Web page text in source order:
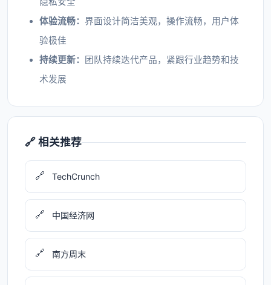
体验流畅： 界面设计简洁美观，操作流畅，用户体
验极佳
持续更新：
团队持续迭代产品，紧跟行业趋势和技
术发展
🔗 相关推荐
🔗 TechCrunch
🔗 中国经济网
🔗 南方周末